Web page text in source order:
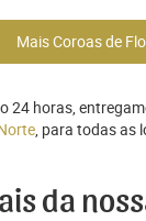
Mais Coroas de
24 horas,
, para todas as
da